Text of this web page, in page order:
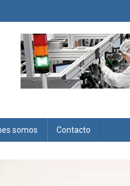
somos Contacto